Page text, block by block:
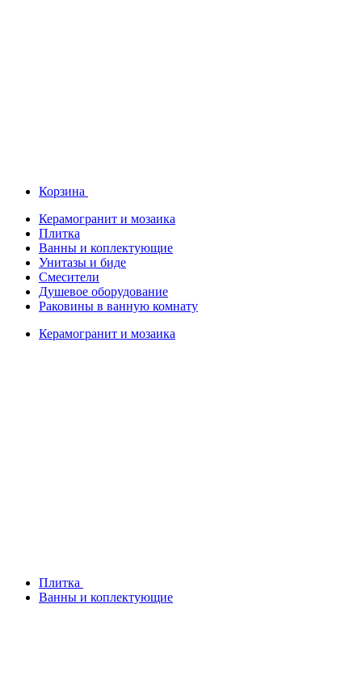
Корзина
Керамогранит и мозаика
Плитка
Ванны и коплектующие
Унитазы и биде
Смесители
Душевое оборудование
Раковины в ванную комнату
Керамогранит и мозаика
Плитка
Ванны и коплектующие